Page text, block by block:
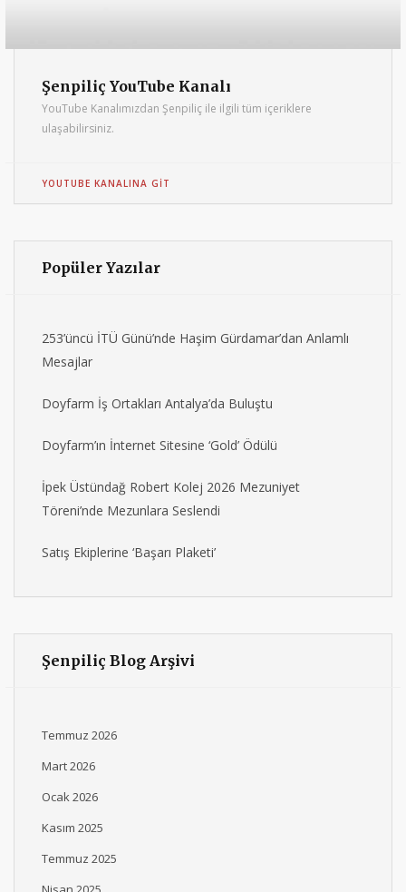
Şenpiliç YouTube Kanalı
YouTube Kanalımızdan Şenpiliç ile ilgili tüm içeriklere
ulaşabilirsiniz.
YOUTUBE KANALINA GIT
Popüler Yazılar
253’üncü İTÜ Günü’nde Haşim Gürdamar’dan Anlamlı
Mesajlar
Doyfarm İş Ortakları Antalya’da Buluştu
Doyfarm’ın İnternet Sitesine ‘Gold’ Ödülü
İpek Üstündağ Robert Kolej 2026 Mezuniyet
Töreni’nde Mezunlara Seslendi
Satış Ekiplerine ‘Başarı Plaketi’
Şenpiliç Blog Arşivi
Temmuz 2026
Mart 2026
Ocak 2026
Kasım 2025
Temmuz 2025